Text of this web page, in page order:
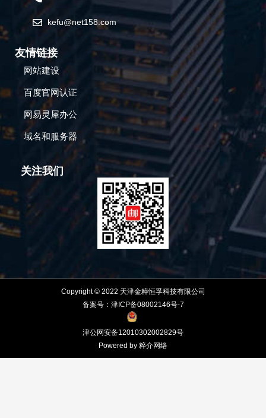
kefu@net158.com
友情链接
网站建设
百度官网认证
网易灵犀办公
域名和服务器
关注我们
Copyright © 2022 天津金粹恒孚科技有限公司
备案号：津ICP备08002146号-7
津公网安备12010302002829号
Powered by 粹介网络